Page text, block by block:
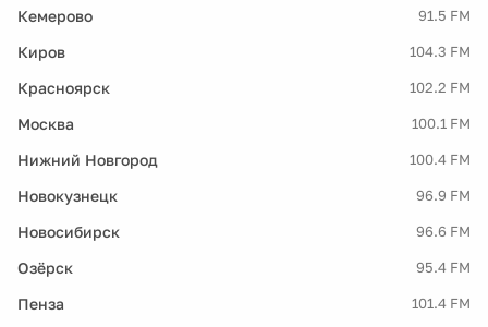
Кемерово 91.5 FM
Киров 104.3 FM
Красноярск 102.2 FM
Москва 100.1 FM
Нижний Новгород 100.4 FM
Новокузнецк 96.9 FM
Новосибирск 96.6 FM
Озёрск 95.4 FM
Пенза 101.4 FM